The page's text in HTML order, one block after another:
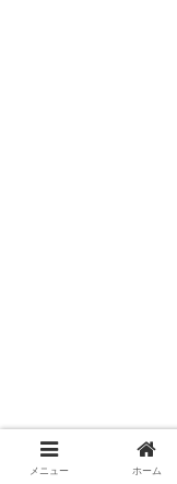
喚起・申込停止)など、
連情報を集計し、図解
メニュー ホーム